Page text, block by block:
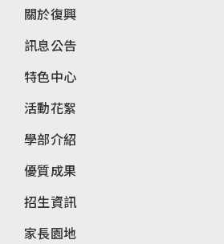
頁
尾
選
單
關於復興
訊息公告
特色中心
活動花絮
學部介紹
優質成果
招生資訊
家長園地